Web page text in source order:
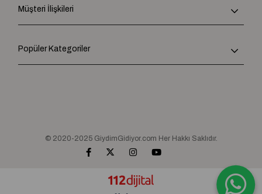
Müşteri İlişkileri
Popüler Kategoriler
© 2020-2025 GiydimGidiyor.com Her Hakkı Saklıdır.